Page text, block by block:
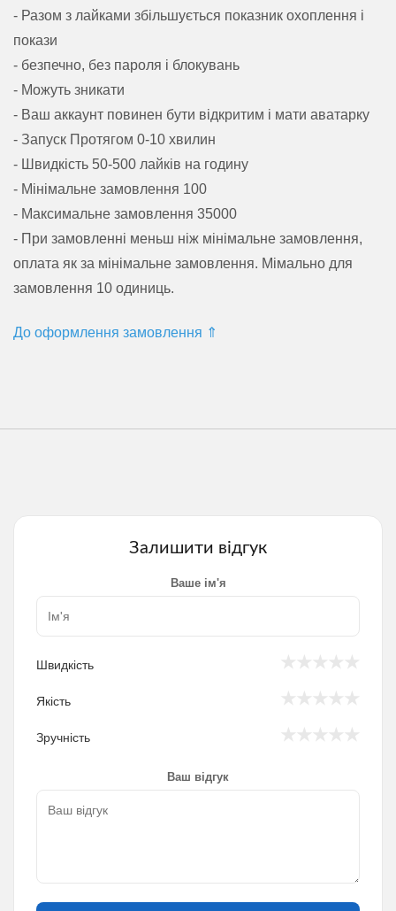
- Разом з лайками збільшується показник охоплення і
покази
- безпечно, без пароля і блокувань
- Можуть зникати
- Ваш аккаунт повинен бути відкритим і мати аватарку
- Запуск Протягом 0-10 хвилин
- Швидкість 50-500 лайків на годину
- Мінімальне замовлення 100
- Максимальне замовлення 35000
- При замовленні меньш ніж мінімальне замовлення,
оплата як за мінімальне замовлення. Мімально для
замовлення 10 одиниць.
До оформлення замовлення ⇑
Залишити відгук
Ваше ім'я
Швидкість
Якість
Зручність
Ваш відгук